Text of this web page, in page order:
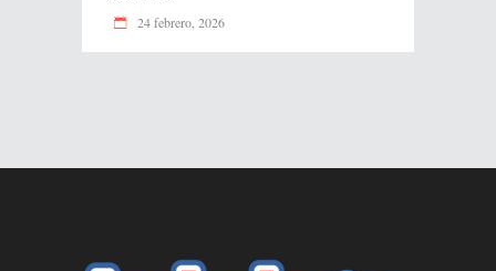
24 febrero, 2026